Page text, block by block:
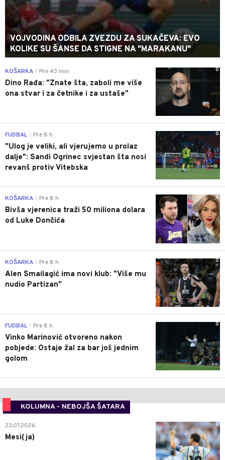
VOJVODINA ODBILA ZVEZDU ZA SUKAČEVA: EVO
KOLIKE SU ŠANSE DA STIGNE NA "MARAKANU"
0
KOŠARKA Pre 43 min
Dino Rađa: "Znate šta, zaboli me više
ona stvar i za četnike i za ustaše"
0
FUDBAL Pre 8 h
"Ulog je veliki, ali vjerujemo u prolaz
dalje": Sandi Ogrinec svjestan šta nosi
revanš protiv Vitebska
0
KOŠARKA Pre 8 h
Bivša vjerenica traži 50 miliona dolara
od Luke Dončića
0
KOŠARKA Pre 8 h
Alen Smailagić ima novi klub: "Više mu
nudio Partizan"
0
FUDBAL Pre 8 h
Vinko Marinović otvoreno nakon
pobjede: Ostaje žal za bar još jednim
golom
KOLUMNA - NEBOJŠA ŠATARA
0
23.07.2026.
Mesi(ja)